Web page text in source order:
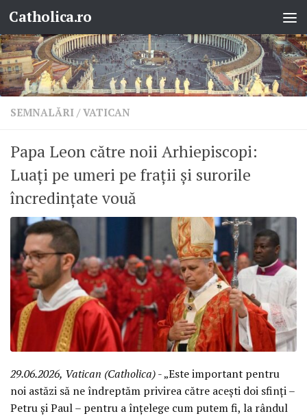
Skip to content
Catholica.ro
SEMNALĂRI / VATICAN
Papa Leon către noii Arhiepiscopi:
Luați pe umeri pe frații și surorile
încredințate vouă
29.06.2026, Vatican (Catholica)- „Este important pentru
noi astăzi să ne îndreptăm privirea către acești doi sfinți –
Petru și Paul – pentru a înțelege cum putem fi, la rândul